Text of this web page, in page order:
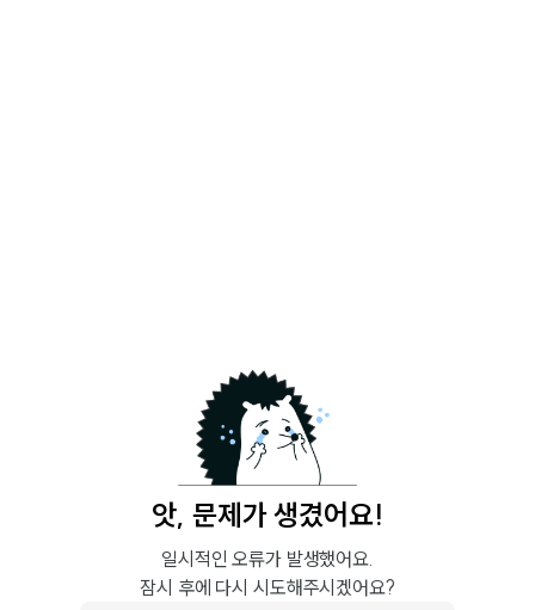
앗, 문제가 생겼어요!
일시적인 오류가 발생했어요.
잠시 후에 다시 시도해주시겠어요?